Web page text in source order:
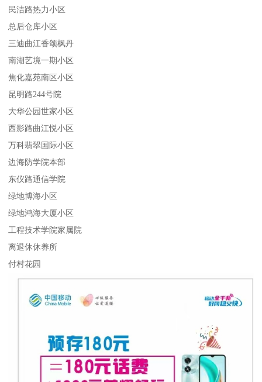
民洁路热力小区
总后仓库小区
三迪曲江香颂枫丹
南湖艺境一期小区
焦化嘉苑南区小区
昆明路244号院
大华公园世家小区
西影路曲江悦小区
万科翡翠国际小区
边海防学院本部
东仪路通信学院
绿地博海小区
绿地鸿海大厦小区
工程技术学院家属院
离退休休养所
付村花园